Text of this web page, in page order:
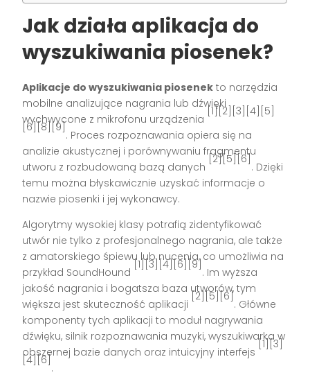
Jak działa aplikacja do
wyszukiwania piosenek?
Aplikacje do wyszukiwania piosenek to narzędzia
mobilne analizujące nagrania lub dźwięki
wychwycone z mikrofonu urządzenia
[1][2][3][4][5]
[6][8][9]
. Proces rozpoznawania opiera się na
analizie akustycznej i porównywaniu fragmentu
utworu z rozbudowaną bazą danych
[2][5][6]
. Dzięki
temu można błyskawicznie uzyskać informacje o
nazwie piosenki i jej wykonawcy.
Algorytmy wysokiej klasy potrafią zidentyfikować
utwór nie tylko z profesjonalnego nagrania, ale także
z amatorskiego śpiewu lub nucenia, co umożliwia na
przykład SoundHound
[1][3][4][6][9]
. Im wyższa
jakość nagrania i bogatsza baza utworów, tym
większa jest skuteczność aplikacji
[2][5][6]
. Główne
komponenty tych aplikacji to moduł nagrywania
dźwięku, silnik rozpoznawania muzyki, wyszukiwarka w
obszernej bazie danych oraz intuicyjny interfejs
[1][3]
[4][6]
.